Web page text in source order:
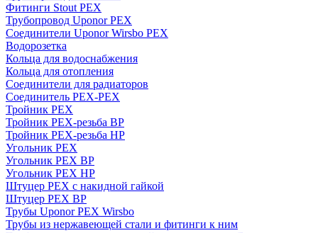
Фитинги Stout PEX
Трубопровод Uponor PEX
Соединители Uponor Wirsbo PEX
Водорозетка
Кольца для водоснабжения
Кольца для отопления
Соединители для радиаторов
Соединитель PEX-PEX
Тройник PEX
Тройник PEX-резьба ВР
Тройник PEX-резьба НР
Угольник PEX
Угольник PEX ВР
Угольник PEX НР
Штуцер PEX c накидной гайкой
Штуцер PEX ВР
Трубы Uponor PEX Wirsbo
Трубы из нержавеющей стали и фитинги к ним